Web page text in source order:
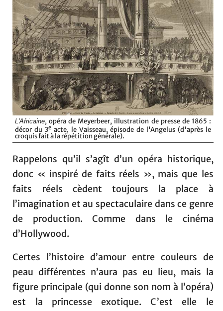
L'Africaine, opéra de Meyerbeer, illustration de presse de 1865 :
décor du 3e acte, le Vaisseau, épisode de l'Angelus (d'après le
croquis fait à la répétition générale).
Rappelons qu’il s’agît d’un opéra historique,
donc « inspiré de faits réels », mais que les
faits réels cèdent toujours la place à
l’imagination et au spectaculaire dans ce genre
de production. Comme dans le cinéma
d’Hollywood.
Certes l’histoire d’amour entre couleurs de
peau différentes n’aura pas eu lieu, mais la
figure principale (qui donne son nom à l’opéra)
est la princesse exotique. C’est elle le